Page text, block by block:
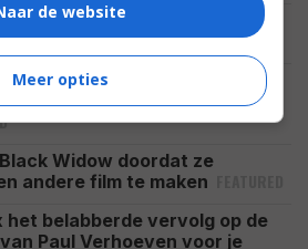
het keihard floppen van
nu eenmaal soms"NIEUWS
Roger Moore noemde deze
lange, onsamenhangende
Widow doordat ze
andere film te maken
het belabberde vervolg op de
Paul Verhoeven voor je
de website
Meer opties